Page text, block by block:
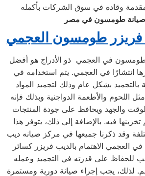
صيانة طومسون في مصر
فريزر طومسون العجمي
طومسون في العجمي ذو الأدراج هو أفضل
انتشارًا في العجمي. يتم استخدامه في
بالتجميد بشكل عام وذلك لتجميد المواد
مثل اللحوم والأطعمة الدواجنية وبذلك فإنه
والجهد ويحافظ على جودة المنتجات
تخزينها فيه. بالإضافة إلى ذلك، يتوفر هذا
وقد ذكرنا جميعها في مركز صيانه ديب
العجمي الاهتمام بالديب فريزر كسائر
للحفاظ على قدرته في التجميد وعمله
لذلك، يجب إجراء صيانة دورية ومستمرة